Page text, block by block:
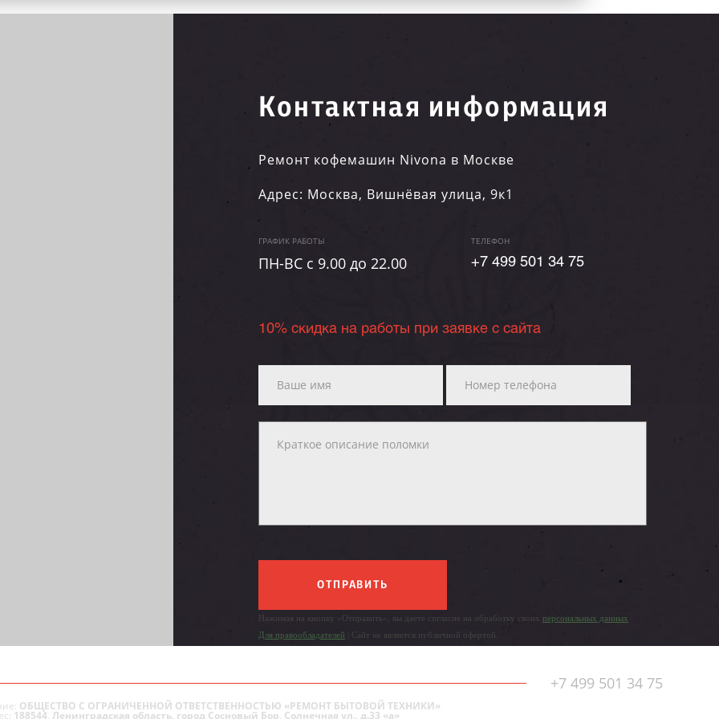
Контактная информация
Ремонт кофемашин Nivona в Москве
Адрес: Москва, Вишнёвая улица, 9к1
ГРАФИК РАБОТЫ
ПН-ВC c 9.00 до 22.00
ТЕЛЕФОН
+7 499 501 34 75
10% скидка на работы при заявке с сайта
ОТПРАВИТЬ
Нажимая на кнопку «Отправить», вы даете согласие на обработку своих персональных данных
Для правообладателей | Сайт не является публичной офертой.
+7 499 501 34 75
ОБЩЕСТВО С ОГРАНИЧЕННОЙ ОТВЕТСТВЕННОСТЬЮ «РЕМОНТ БЫТОВОЙ ТЕХНИКИ»
188544, Ленинградская область, город Сосновый Бор, Солнечная ул., д.33 «а»